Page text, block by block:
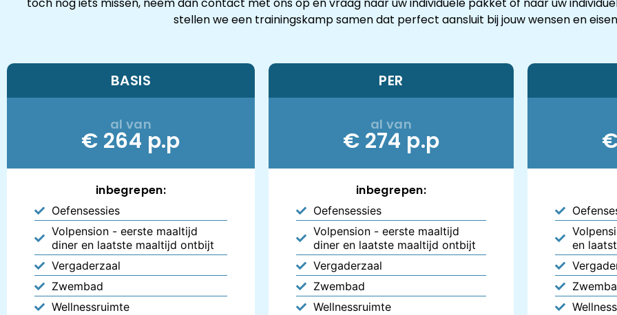
toch nog iets missen, neem dan contact met ons op en vraag naar uw individuele pakket of naar uw
stellen we een trainingskamp samen dat perfect aansluit bij jouw wensen en
BASIS
al van
€ 264 p.p
inbegrepen:
Oefensessies
Volpension - eerste maaltijd
diner en laatste maaltijd ontbijt
Vergaderzaal
Zwembad
Wellnessruimte
PER
al van
€ 274 p.p
inbegrepen:
Oefensessies
Volpension - eerste maaltijd
diner en laatste maaltijd ontbijt
Vergaderzaal
Zwembad
Wellnessruimte
en